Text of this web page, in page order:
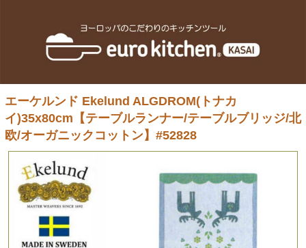
エーケルンド Ekelund ALGDROM(トナカ
イ)35x80cm【テーブルランナー/テーブルブリッジ/北
欧/オーガニックコットン】#52828